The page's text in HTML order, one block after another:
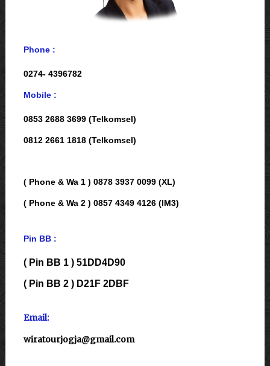
Phone :
0274- 4396782
Mobile :
0853 2688 3699 (Telkomsel)
0812 2661 1818 (Telkomsel)
( Phone & Wa 1 ) 0878 3937 0099 (XL)
( Phone & Wa 2 ) 0857 4349 4126 (IM3)
Pin BB :
( Pin BB 1 ) 51DD4D90
( Pin BB 2 ) D21F 2DBF
Email:
wiratourjogja@gmail.com